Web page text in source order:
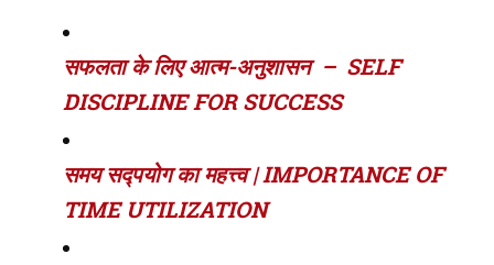
सफलता के लिए आत्म-अनुशासन – SELF
DISCIPLINE FOR SUCCESS
समय सद्पयोग का महत्त्व | IMPORTANCE OF
TIME UTILIZATION